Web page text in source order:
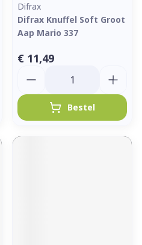
Difrax
Difrax Knuffel Soft Groot
Aap Mario 337
€ 11,49
Bestel